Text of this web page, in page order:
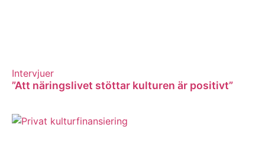
Intervjuer
”Att näringslivet stöttar kulturen är positivt”